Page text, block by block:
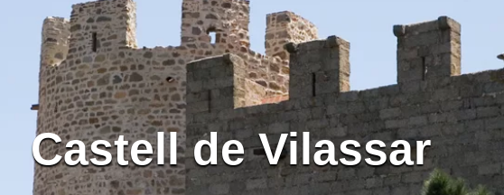
Castell de Vilassar